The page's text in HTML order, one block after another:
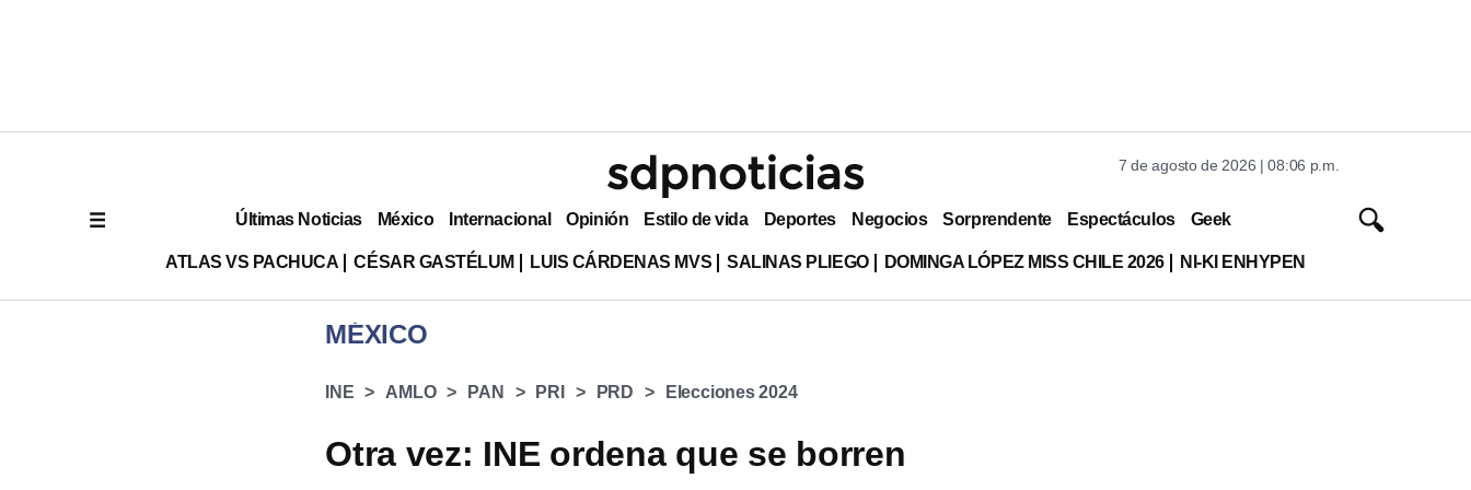
7 de agosto de 2026 | 08:06 p.m.
Últimas Noticias México Internacional Opinión Estilo de vida Deportes Negocios Sorprendente Espectáculos Geek
ATLAS VS PACHUCA CÉSAR GASTÉLUM LUIS CÁRDENAS MVS SALINAS PLIEGO DOMINGA LÓPEZ MISS CHILE 2026 NI-KI ENHYPEN
MÉXICO
INE AMLO PAN PRI PRD Elecciones 2024
Otra vez: INE ordena que se borren